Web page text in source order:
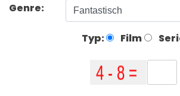
Genre:
Typ: Film